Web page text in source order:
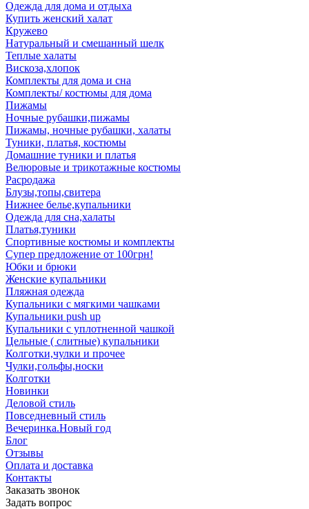
Одежда для дома и отдыха
Купить женский халат
Кружево
Натуральный и смешанный шелк
Теплые халаты
Вискоза,хлопок
Комплекты для дома и сна
Комплекты/ костюмы для дома
Пижамы
Ночные рубашки,пижамы
Пижамы, ночные рубашки, халаты
Туники, платья, костюмы
Домашние туники и платья
Велюровые и трикотажные костюмы
Расродажа
Блузы,топы,свитера
Нижнее белье,купальники
Одежда для сна,халаты
Платья,туники
Спортивные костюмы и комплекты
Супер предложение от 100грн!
Юбки и брюки
Женские купальники
Пляжная одежда
Купальники с мягкими чашками
Купальники push up
Купальники с уплотненной чашкой
Цельные ( слитные) купальники
Колготки,чулки и прочее
Чулки,гольфы,носки
Колготки
Новинки
Деловой стиль
Повседневный стиль
Вечеринка.Новый год
Блог
Отзывы
Оплата и доставка
Контакты
Заказать звонок
Задать вопрос